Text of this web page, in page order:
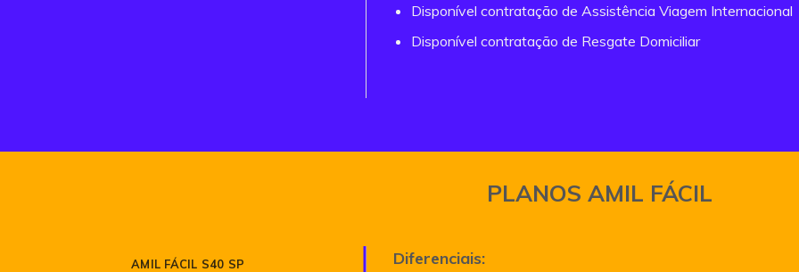
Disponível contratação de Assistência Viagem Internacional
Disponível contratação de Resgate Domiciliar
PLANOS AMIL FÁCIL
AMIL FÁCIL S40 SP Diferenciais: